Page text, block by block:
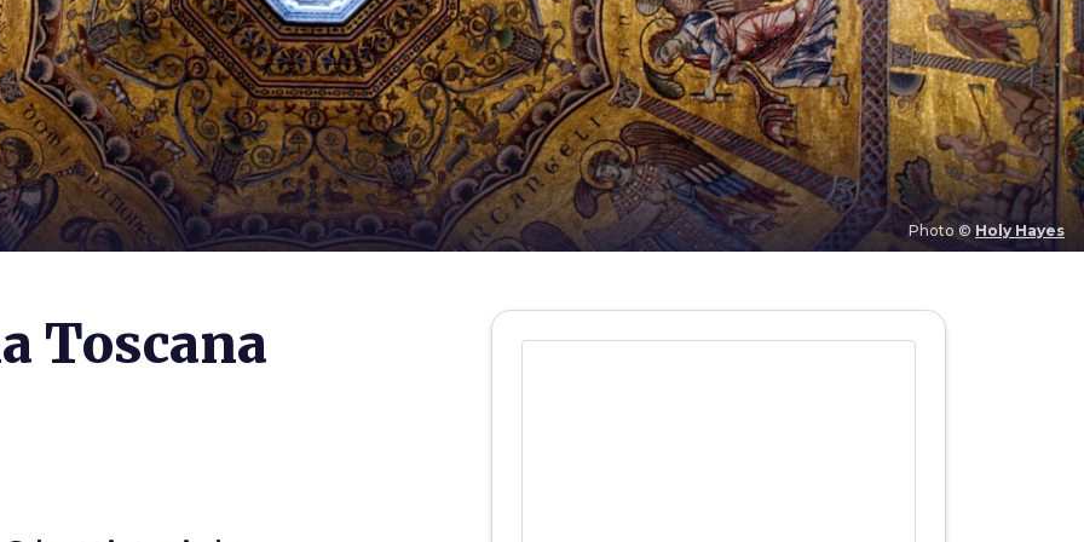
Photo © Holy Hayes
Toscana